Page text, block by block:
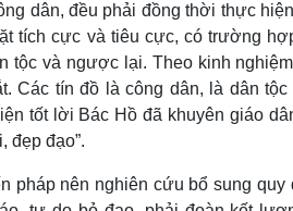
dân, đều phải đồng thời thực
tích cực và tiêu cực, có trường
tộc và ngược lại. Theo kinh
Các tín đồ là công dân, là dân
tốt lời Bác Hồ đã khuyên giáo
đẹp đạo”.
pháp nên nghiên cứu bổ sung